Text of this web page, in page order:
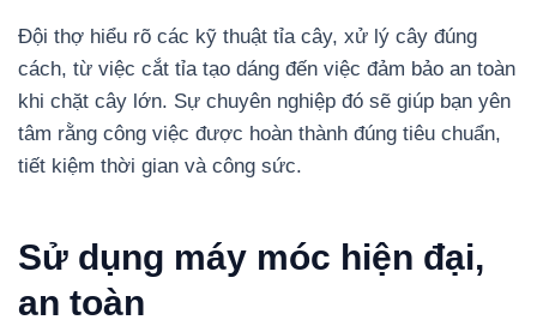
Đội thợ hiểu rõ các kỹ thuật tỉa cây, xử lý cây đúng
cách, từ việc cắt tỉa tạo dáng đến việc đảm bảo an toàn
khi chặt cây lớn. Sự chuyên nghiệp đó sẽ giúp bạn yên
tâm rằng công việc được hoàn thành đúng tiêu chuẩn,
tiết kiệm thời gian và công sức.
Sử dụng máy móc hiện đại,
an toàn